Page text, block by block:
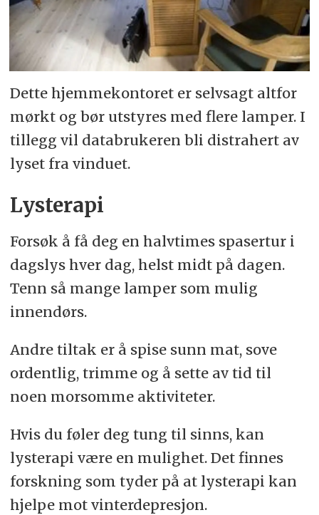
Dette hjemme­kontoret er selv­sagt alt­for
mørkt og bør utstyres med flere lamper. I
tillegg vil data­brukeren bli distra­hert av
lyset fra vinduet.
Lysterapi
Forsøk å få deg en halv­times spaser­tur i
dags­lys hver dag, helst midt på dagen.
Tenn så mange lamper som mulig
innen­dørs.
Andre tiltak er å spise sunn mat, sove
ordentlig, trimme og å sette av tid til
noen mor­somme aktivi­teter.
Hvis du føler deg tung til sinns, kan
lysterapi være en mulighet. Det finnes
forsk­ning som tyder på at lysterapi kan
hjelpe mot vinter­depresjon.